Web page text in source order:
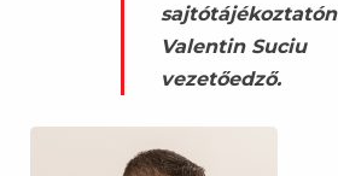
sajtótájékoztatón
Valentin Suciu
vezetőedző.